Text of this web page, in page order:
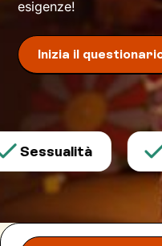
esigenze!
Inizia il
Sessualità